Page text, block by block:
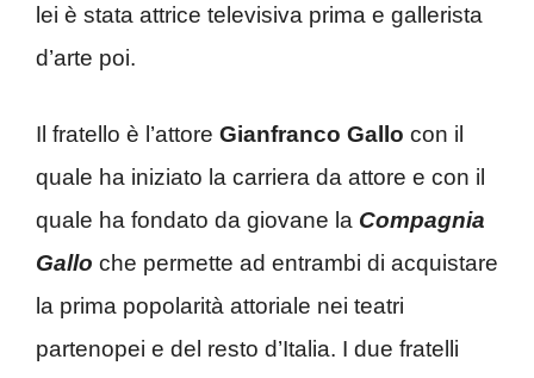
lei è stata attrice televisiva prima e gallerista
d’arte poi.
Il fratello è l’attore Gianfranco Gallo con il
quale ha iniziato la carriera da attore e con il
quale ha fondato da giovane la Compagnia
Gallo che permette ad entrambi di acquistare
la prima popolarità attoriale nei teatri
partenopei e del resto d’Italia. I due fratelli